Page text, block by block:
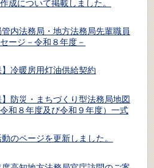
成について掲載しました。
内法務局・地方法務局先輩職員
ージ－令和８年度－
】冷暖房用灯油供給契約
】防災・まちづくり型法務局地図
和８年度及び令和９年度）一式
のページを更新しました。